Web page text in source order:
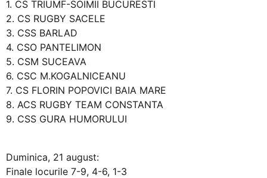
1. CS TRIUMF-SOIMII BUCURESTI
2. CS RUGBY SACELE
3. CSS BARLAD
4. CSO PANTELIMON
5. CSM SUCEAVA
6. CSC M.KOGALNICEANU
7. CS FLORIN POPOVICI BAIA MARE
8. ACS RUGBY TEAM CONSTANTA
9. CSS GURA HUMORULUI
Duminica, 21 august:
Finale locurile 7-9, 4-6, 1-3